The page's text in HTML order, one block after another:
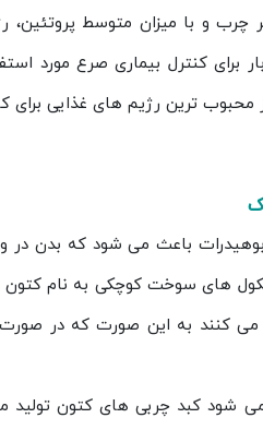
چرب و با میزان متوسط پروتئین،
برای کنترل بیماری صرع مورد
محبوب ترین رژیم های غذایی
باعث می شود که بدن در
های سوخت کوچکی به نام کتون
کنند به این صورت که در صورت
شود کبد چربی های کتون تولید